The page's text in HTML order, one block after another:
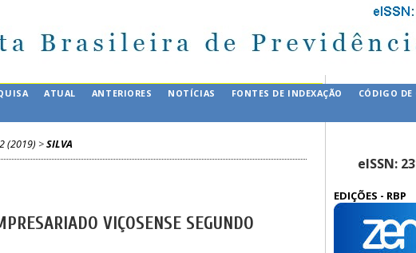
eISSN:
EDIÇÕES - RBP
ATUAL ANTERIORES NOTÍCIAS FONTES DE INDEXAÇÃO
CÓDIGO
(2019) >SILVA
VIÇOSENSE SEGUNDO